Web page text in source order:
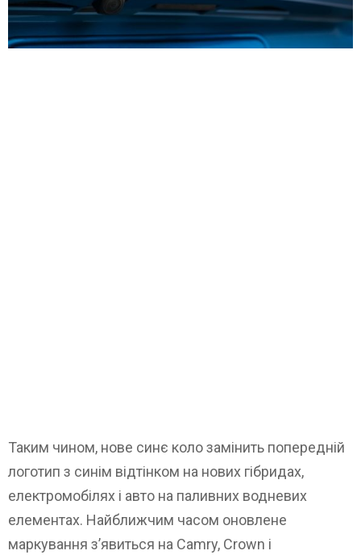
Таким чином, нове синє коло замінить попередній
логотип з синім відтінком на нових гібридах,
електромобілях і авто на паливних водневих
елементах. Найближчим часом оновлене
маркування з’явиться на Camry, Crown і